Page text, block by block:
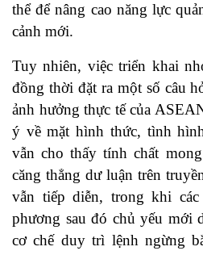
thể để nâng cao năng lực
cảnh mới.
Tuy nhiên, việc triển khai
đồng thời đặt ra một số câu
ảnh hưởng thực tế của
ý về mặt hình thức, tình
vẫn cho thấy tính chất
căng thẳng dư luận trên
vẫn tiếp diễn, trong khi
phương sau đó chủ yếu mới
cơ chế duy trì lệnh ngừng